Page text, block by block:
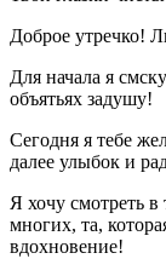
Доброе утречко!
Для начала я
объятьях задушу!
Сегодня я тебе
далее улыбок и
Я хочу смотреть
многих, та,
вдохновение!